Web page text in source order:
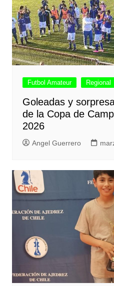
Futbol Amateur Regional
Goleadas y
de la Copa de
2026
Angel Guerrero